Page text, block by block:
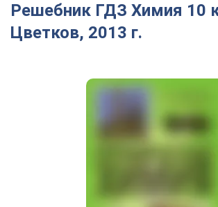
Решебник ГДЗ Химия 10
Цветков, 2013 г.